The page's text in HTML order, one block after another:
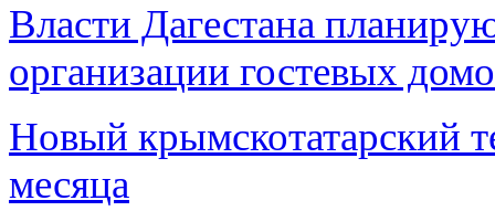
Власти Дагестана
организации гостевых
Новый крымскотатарский
месяца